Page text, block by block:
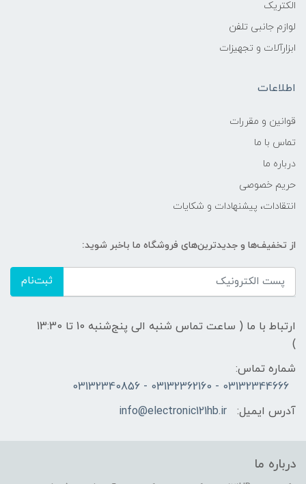
الکتریک
لوازم جانبی تلفن
ابزارآلات و تجهیزات
اطلاعات
قوانين و مقررات
تماس با ما
درباره ما
حریم خصوصی
انتقادات، پیشنهادات و شکایات
از تخفیف‌ها و جدیدترین‌های فروشگاه ما باخبر شوید:
ثبت‌نام
ارتباط با ما ( ساعت تماس شنبه الی پنج‌شنبه 10 تا 13:30
)
شماره تماس:
03132344666 - 03132362160 - 03132340856
آدرس ایمیل:
info@electronic121hb.ir
درباره ما